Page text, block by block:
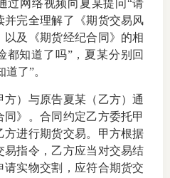
新手指
期货
维权须
过网络视频向夏某提问“请
并完全理解了《期货交易风
以及《期货经纪合同》的相
都知道了吗”，夏某分别回
了”。
）与原告夏某（乙方）通
》。合同约定乙方委托甲
进行期货交易。甲方根据
指令，乙方应当对交易结
实物交割，应符合期货交